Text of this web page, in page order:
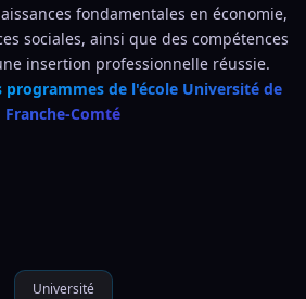
fondamentales en économie,
sociales, ainsi que des compétences
insertion professionnelle réussie.
programmes de l'école Université de
Franche-Comté
Université